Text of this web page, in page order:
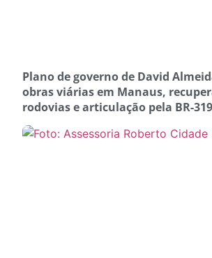
Plano de governo de David
obras viárias em Manaus,
rodovias e articulação pela BR-319